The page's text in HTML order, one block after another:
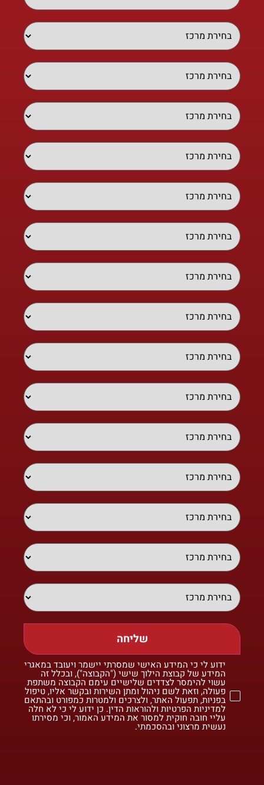
שליחה
ידוע לי כי המידע האישי שמסרתי יישמר ויעובד במאגרי
המידע של קבוצת הילוך שישי ("הקבוצה"), ובכלל זה
עשוי להימסר לצדדים שלישיים עימם הקבוצה משתפת
פעולה, וזאת לשם ניהול ומתן השירות ובקשר אליו, טיפול
בפניות, תפעול האתר, ולצרכים ולמטרות כמפורט ובהתאם
למדיניות הפרטיות ולהוראות הדין. כן ידוע לי כי לא חלה
עליי חובה חוקית למסור את המידע האמור, וכי מסירתו
נעשית מרצוני ובהסכמתי.